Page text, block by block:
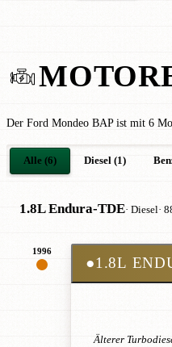
Der Ford Mondeo BAP ist mit 6
Alle (6) Diesel (1)
1.8L Endura-TDE· Diesel·
1996
●1.8L
Älterer